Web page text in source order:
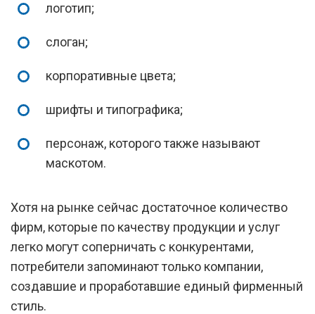
логотип;
слоган;
корпоративные цвета;
шрифты и типографика;
персонаж, которого также называют
маскотом.
Хотя на рынке сейчас достаточное количество
фирм, которые по качеству продукции и услуг
легко могут соперничать с конкурентами,
потребители запоминают только компании,
создавшие и проработавшие единый фирменный
стиль.